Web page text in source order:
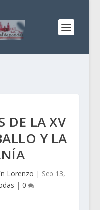
DE LA XV
Y LA
Lorenzo | Sep 13,
|0